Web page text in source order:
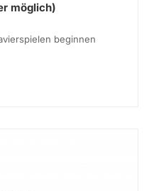
möglich)
beginnen